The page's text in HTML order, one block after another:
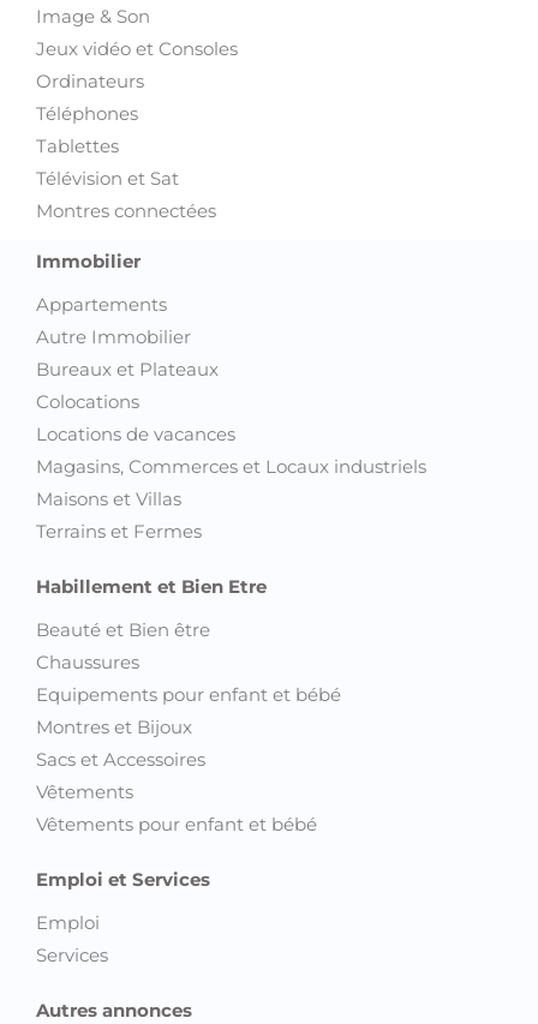
Image & Son
Jeux vidéo et Consoles
Ordinateurs
Téléphones
Tablettes
Télévision et Sat
Montres connectées
Immobilier
Appartements
Autre Immobilier
Bureaux et Plateaux
Colocations
Locations de vacances
Magasins, Commerces et Locaux industriels
Maisons et Villas
Terrains et Fermes
Habillement et Bien Etre
Beauté et Bien être
Chaussures
Equipements pour enfant et bébé
Montres et Bijoux
Sacs et Accessoires
Vêtements
Vêtements pour enfant et bébé
Emploi et Services
Emploi
Services
Autres annonces